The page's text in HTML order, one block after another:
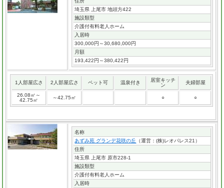
埼玉県 上尾市 地頭方422
施設類型
介護付有料老人ホーム
入居時
300,000円～30,680,000円
月額
193,422円～380,422円
1人部屋広さ 2人部屋広さ ペット可 温泉付き
居室キッチ
ン
夫婦部屋
26.08㎡～
42.75㎡
～42.75㎡ ○ ○
名称
あずみ苑 グランデ花咲の丘
（運営：(株)レオパレス21）
住所
埼玉県 上尾市 原市228-1
施設類型
介護付有料老人ホーム
入居時